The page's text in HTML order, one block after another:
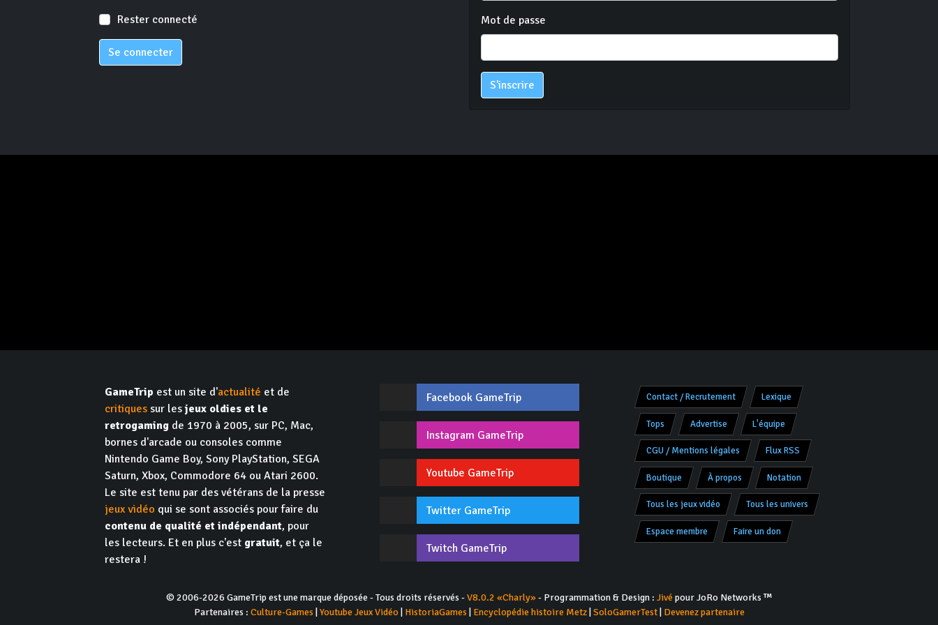
Rester connecté
Se connecter
Mot de passe
S'inscrire
GameTrip est un site d'actualité et de
critiques sur lesjeux oldies et le
retrogaming de 1970 à 2005, sur PC, Mac,
bornes d'arcade ou consoles comme
Nintendo Game Boy, Sony PlayStation, SEGA
Saturn, Xbox, Commodore 64 ou Atari 2600.
Le site est tenu par des vétérans de la presse
jeux vidéo qui se sont associés pour faire du
contenu de qualité et indépendant, pour
les lecteurs. Et en plus c'est gratuit, et ça le
restera !
Facebook GameTrip
Instagram GameTrip
Youtube GameTrip
Twitter GameTrip
Twitch GameTrip
Contact / Recrutement Lexique
Tops Advertise L'équipe
CGU / Mentions légales Flux RSS
Boutique À propos Notation
Tous les jeux vidéo Tous les univers
Espace membre Faire un don
© 2006-2026 GameTrip est une marque déposée - Tous droits réservés -V8.0.2 «Charly»- Programmation & Design : Jivépour JoRo Networks ™
Partenaires : Culture-Games Youtube Jeux Vidéo| HistoriaGames Encyclopédie histoire Metz| SoloGamerTest| Devenez partenaire